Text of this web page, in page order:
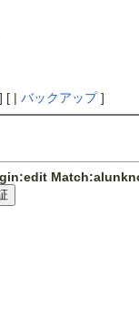
[ | バックアップ]